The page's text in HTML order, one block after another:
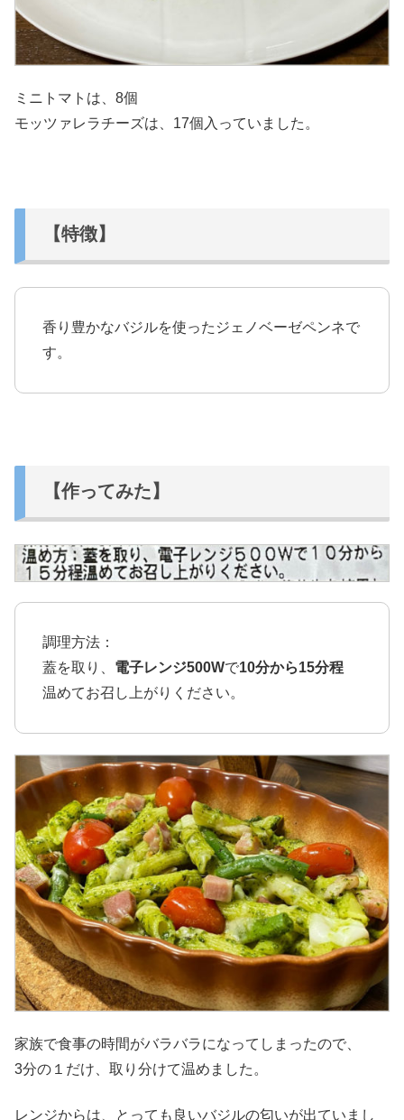
ミニトマトは、8個
モッツァレラチーズは、17個入っていました。
【特徴】
香り豊かなバジルを使ったジェノベーゼペンネで
す。
【作ってみた】
調理方法：
蓋を取り、 電子レンジ500Wで10分から15分程
温めてお召し上がりください。
家族で食事の時間がバラバラになってしまったので、
3分の１だけ、取り分けて温めました。
レンジからは、とっても良いバジルの匂いが出ていまし